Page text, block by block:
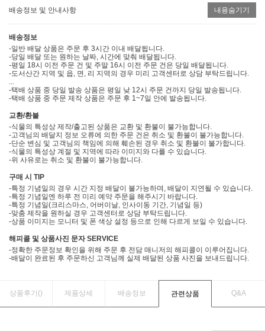
배송정보 및 안내사항 내용숨기기
배송정보
-일반 배달 상품은 주문 후 3시간 이내 배달됩니다.
-당일 배달 또는 원하는 날짜, 시간에 맞춰 배달됩니다.
-평일 18시 이전 주문 건 및 주말 16시 이전 주문 건은 당일 배달됩니다.
-도서산간 지역 및 읍, 면, 리 지역의 경우 미리 고객센터로 상담 부탁드립니다.
-택배 상품 중 당일 발송 상품은 평일 낮 12시 주문 건까지 당일 발송됩니다.
-택배 상품 중 주문 제작 상품은 주문 후 1~7일 안에 발송됩니다.
교환/환불
-식물의 특성상 제작/출고된 상품은 교환 및 환불이 불가능합니다.
-고객님의 배달지 정보 오류에 의한 주문 건은 취소 및 환불이 불가능합니다.
-단순 변심 및 고객님의 책임에 의해 훼손된 경우 취소 및 환불이 불가합니다.
-식물의 특성상 계절 및 지역에 따라 이미지와 다를 수 있습니다.
-위 사유로는 취소 및 환불이 불가능합니다.
구매 시 TIP
-특정 기념일의 경우 시간 지정 배달이 불가능하며, 배달이 지연될 수 있습니다.
-특정 기념일엔 하루 전 미리 예약 주문을 해주시기 바랍니다.
-특정 기념일(크리스마스, 어버이날, 인사이동 기간, 기념일 등)
-맞춤 제작을 원하실 경우 고객센터로 상담 부탁드립니다.
-상품 이미지는 모니터 및 폰 색상 설정 등으로 인해 다르게 보일 수 있습니다.
해피콜 및 상품사진 문자 SERVICE
-정확한 주문정보 확인을 위해 주문 후 전담 매니저의 해피콜이 이루어집니다.
-배달이 완료된 후 주문하신 고객님께 실제 배달된 상품 사진을 보내드립니다.
상품후기() 제품상세 배송정보 관련상품 Q&A